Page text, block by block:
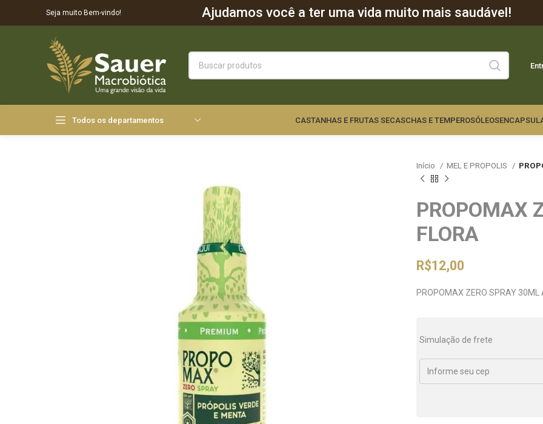
Seja muito Bem-vindo! Ajudamos você a ter uma vida muito mais saudável!
Todos os departamentos CASTANHAS E FRUTAS SECASCHAS E TEMPEROSÓLEOS
Início MEL E PROPOLIS
PROPOMAX
FLORA
R$12,00
PROPOMAX ZERO SPRAY 30ML
Simulação de frete